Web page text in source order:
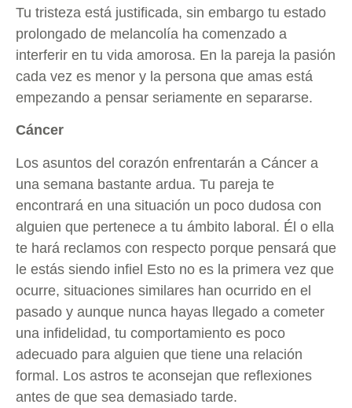
Tu tristeza está justificada, sin embargo tu estado
prolongado de melancolía ha comenzado a
interferir en tu vida amorosa. En la pareja la pasión
cada vez es menor y la persona que amas está
empezando a pensar seriamente en separarse.
Cáncer
Los asuntos del corazón enfrentarán a Cáncer a
una semana bastante ardua. Tu pareja te
encontrará en una situación un poco dudosa con
alguien que pertenece a tu ámbito laboral. Él o ella
te hará reclamos con respecto porque pensará que
le estás siendo infiel Esto no es la primera vez que
ocurre, situaciones similares han ocurrido en el
pasado y aunque nunca hayas llegado a cometer
una infidelidad, tu comportamiento es poco
adecuado para alguien que tiene una relación
formal. Los astros te aconsejan que reflexiones
antes de que sea demasiado tarde.